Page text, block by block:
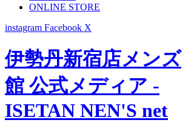
ONLINE STORE
instagram Facebook X
伊勢丹新宿店メンズ
館 公式メディア -
ISETAN NEN'S net